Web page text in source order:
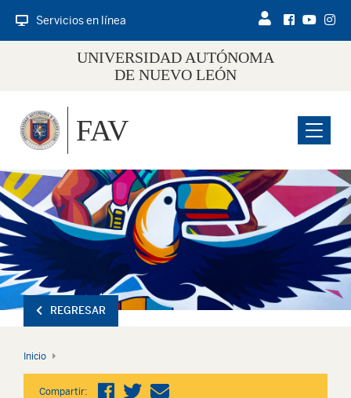
Servicios en línea
UNIVERSIDAD AUTÓNOMA
DE NUEVO LEÓN
Menu
FAV
REGRESAR
Inicio
Compartir: